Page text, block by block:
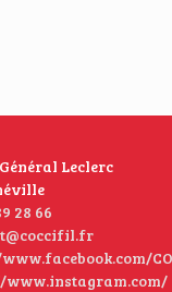
Leclerc
28 66
www.instagram.com/